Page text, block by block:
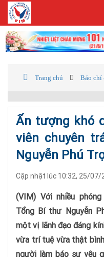
Trang chủ Báo chí
Ấn tượng khó
viên chuyên
Nguyễn Phú
Cập nhật lúc 10:32, 25/07/
(VIM) Với nhiều
Tổng Bí thư Nguyễn
một vị lãnh đạo đáng
vừa trí tuệ vừa thật
người làm báo sự yêu